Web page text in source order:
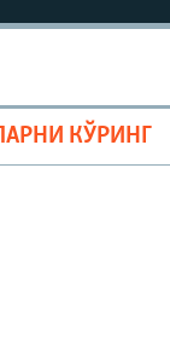
КЎРИНГ